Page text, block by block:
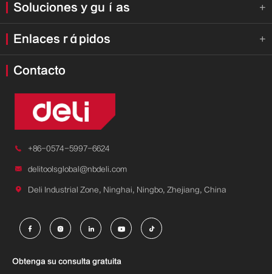
Soluciones y guías 
Enlaces rápidos 
Contacto
 +86-0574-5997-6624
 delitoolsglobal@nbdeli.com
 Deli Industrial Zone, Ninghai, Ningbo, Zhejiang, China
    
Obtenga su consulta gratuita